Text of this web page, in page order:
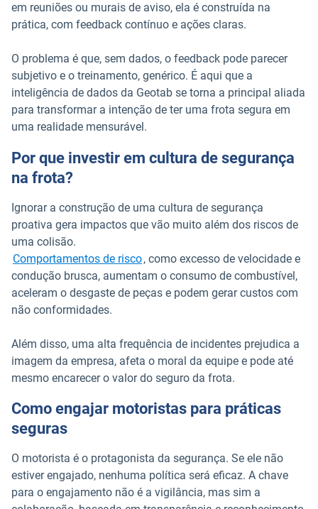
em reuniões ou murais de aviso, ela é construída na
prática, com feedback contínuo e ações claras.
O problema é que, sem dados, o feedback pode parecer
subjetivo e o treinamento, genérico. É aqui que a
inteligência de dados da Geotab se torna a principal aliada
para transformar a intenção de ter uma frota segura em
uma realidade mensurável.
Por que investir em cultura de segurança
na frota?
Ignorar a construção de uma cultura de segurança
proativa gera impactos que vão muito além dos riscos de
uma colisão.
Comportamentos de risco, como excesso de velocidade e
condução brusca, aumentam o consumo de combustível,
aceleram o desgaste de peças e podem gerar custos com
não conformidades.
Além disso, uma alta frequência de incidentes prejudica a
imagem da empresa, afeta o moral da equipe e pode até
mesmo encarecer o valor do seguro da frota.
Como engajar motoristas para práticas
seguras
O motorista é o protagonista da segurança. Se ele não
estiver engajado, nenhuma política será eficaz. A chave
para o engajamento não é a vigilância, mas sim a